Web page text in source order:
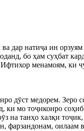
дар натиҷа ин
бо ҳам суҳбат
менамоям, ки
медорем. Зеро
мо тоҷиконро
на танҳо халқи
фарзандонам, оилаам